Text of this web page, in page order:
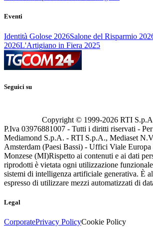
Eventi
Identità Golose 2026Salone del Risparmio
2026L'Artigiano in Fiera 2025
Seguici su
Copyright © 1999-2026 RTI
P.Iva 03976881007 - Tutti i diritti riservati -
Mediamond S.p.A. - RTI S.p.A., Mediaset
Amsterdam (Paesi Bassi) - Uffici Viale
Monzese (MI)Rispetto ai contenuti e ai dati
riprodotti è vietata ogni utilizzazione
sistemi di intelligenza artificiale generativa. È
espresso di utilizzare mezzi automatizzati di
Legal
CorporatePrivacy PolicyCookie Policy